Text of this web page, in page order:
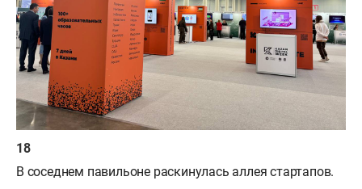
В соседнем павильоне раскинулась аллея стартапов.